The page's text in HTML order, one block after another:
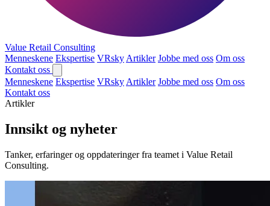
Value Retail Consulting
Menneskene Ekspertise VRsky Artikler Jobbe med oss Om oss
Kontakt oss
Menneskene Ekspertise VRsky Artikler Jobbe med oss Om oss
Kontakt oss
Artikler
Innsikt og nyheter
Tanker, erfaringer og oppdateringer fra teamet i Value Retail
Consulting.